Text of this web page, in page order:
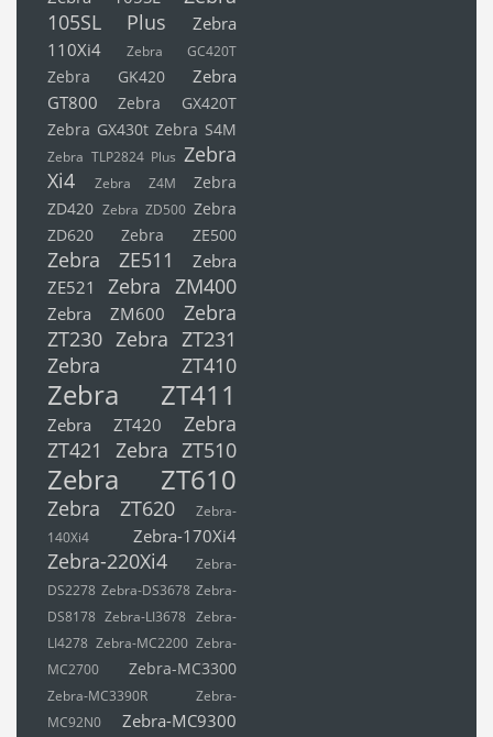
105SL Plus
Zebra
110Xi4
Zebra GC420T
Zebra GK420
Zebra
GT800
Zebra GX420T
Zebra GX430t Zebra S4M
Zebra TLP2824 Plus Zebra
Xi4
Zebra Z4M
Zebra
ZD420 Zebra ZD500 Zebra
ZD620
Zebra ZE500
Zebra ZE511
Zebra
ZE521
Zebra ZM400
Zebra ZM600
Zebra
ZT230 Zebra ZT231
Zebra ZT410
Zebra ZT411
Zebra ZT420
Zebra
ZT421
Zebra ZT510
Zebra ZT610
Zebra ZT620
Zebra-
140Xi4
Zebra-170Xi4
Zebra-220Xi4
Zebra-
DS2278 Zebra-DS3678 Zebra-
DS8178 Zebra-LI3678 Zebra-
LI4278 Zebra-MC2200 Zebra-
MC2700
Zebra-MC3300
Zebra-MC3390R
Zebra-
MC92N0
Zebra-MC9300